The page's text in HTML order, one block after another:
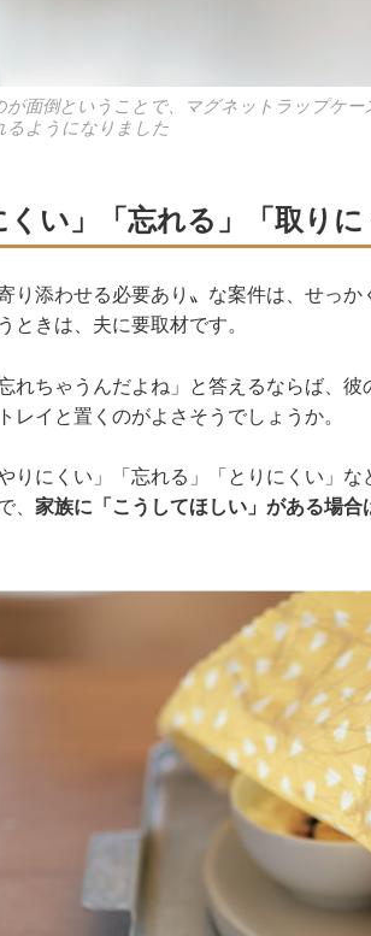
が面倒ということで、マグネットラップケ
るようになりました
くい」「忘れる」「取り
り添わせる必要あり〟な案件は、せっ
ときは、夫に要取材です。
れちゃうんだよね」と答えるならば、
レイと置くのがよさそうでしょうか。
りにくい」「忘れる」「とりにくい」
、 家族に「こうしてほしい」がある場合